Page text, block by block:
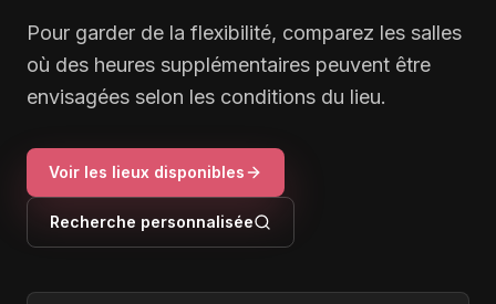
Pour garder de la flexibilité, comparez les salles
où des heures supplémentaires peuvent être
envisagées selon les conditions du lieu.
Voir les lieux disponibles
Recherche personnalisée